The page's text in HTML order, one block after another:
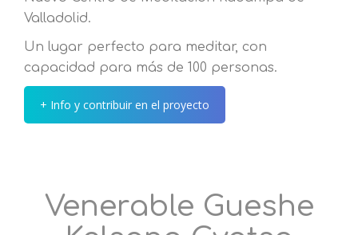
Valladolid.
Un lugar perfecto para meditar, con
capacidad para más de 100 personas.
+ Info y contribuir en el proyecto
Venerable Gueshe